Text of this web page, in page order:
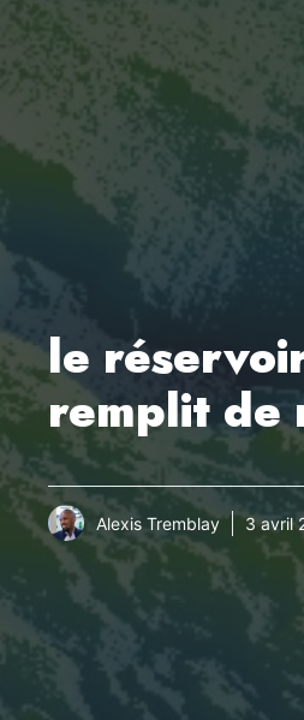
le
remplit de
Alexis Tremblay 3 avril